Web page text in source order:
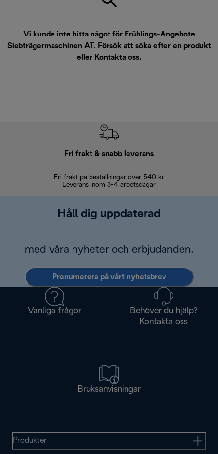
Vi kunde inte hitta något för Frühlings-Angebote
Siebträgermaschinen AT. Försök att söka efter en produkt
eller Kontakta oss.
Fri frakt & snabb leverans
Fri frakt på beställningar över 540 kr
Leverans inom 3-4 arbetsdagar
Håll dig uppdaterad
med våra nyheter och erbjudanden.
Prenumerera på vårt nyhetsbrev
Vanliga frågor
Behöver du hjälp?
Kontakta oss
Bruksanvisningar
Produkter